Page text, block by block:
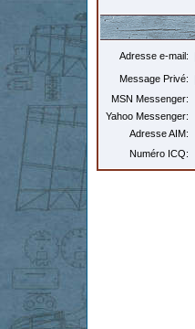
Adresse e-mail:
Message Privé:
MSN Messenger:
Yahoo Messenger:
Adresse AIM:
Numéro ICQ: